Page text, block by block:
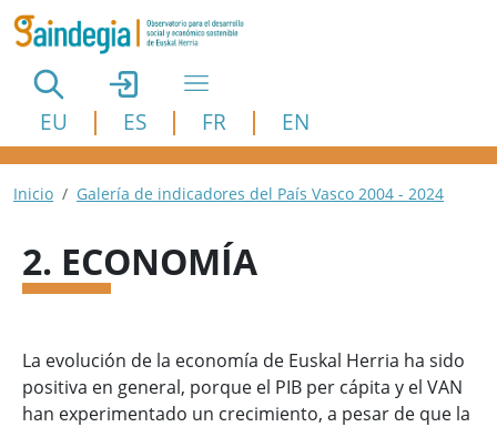
Pasar al contenido principal
EU ES FR EN
Ruta de navegación
Inicio Galería de indicadores del País Vasco 2004 - 2024
2. ECONOMÍA
La evolución de la economía de Euskal Herria ha sido
positiva en general, porque el PIB per cápita y el VAN
han experimentado un crecimiento, a pesar de que la